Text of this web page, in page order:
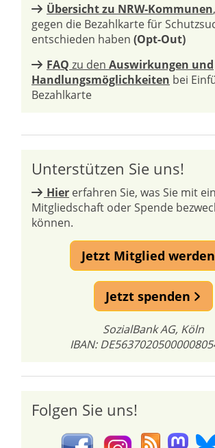
Übersicht zu NRW-Kommunen
gegen die Bezahlkarte für
entschieden haben (Opt-Out)
FAQ zu den Auswirkungen und
Handlungsmöglichkeiten bei
Bezahlkarte
Unterstützen Sie uns!
Hier erfahren Sie, was Sie mit
Mitgliedschaft oder Spende
können.
Jetzt Mitglied werden
Jetzt spenden
SozialBank AG, Köln
IBAN:
Folgen Sie uns!